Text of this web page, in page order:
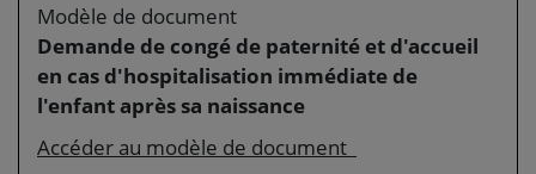
Modèle de document
Demande de congé de paternité et d'accueil
en cas d'hospitalisation immédiate de
l'enfant après sa naissance
Accéder au modèle de document